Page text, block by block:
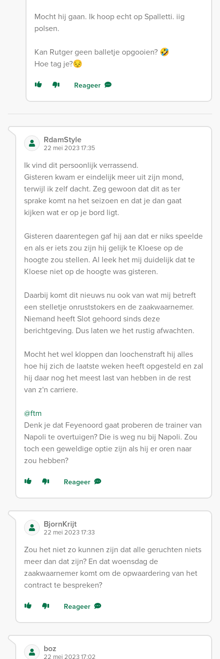
Mocht hij gaan. Ik hoop echt op Spalletti. iig
polsen.
Kan Rutger geen balletje opgooien? 🤣
Hoe tag je?😔
Reageer
RdamStyle
22 mei 2023 17:35
Ik vind dit persoonlijk verrassend.
Gisteren kwam er eindelijk meer uit zijn mond,
terwijl ik zelf dacht. Zeg gewoon dat dit as ter
sprake komt na het seizoen en dat je dan gaat
kijken wat er op je bord ligt.
Gisteren daarentegen gaf hij aan dat er niks speelde
en als er iets zou zijn hij gelijk te Kloese op de
hoogte zou stellen. Al leek het mij duidelijk dat te
Kloese niet op de hoogte was gisteren.
Daarbij komt dit nieuws nu ook van wat mij betreft
een stelletje onruststokers en de zaakwaarnemer.
Niemand heeft Slot gehoord sinds deze
berichtgeving. Dus laten we het rustig afwachten.
Mocht het wel kloppen dan loochenstraft hij alles
hoe hij zich de laatste weken heeft opgesteld en zal
hij daar nog het meest last van hebben in de rest
van z'n carriere.
@ftm
Denk je dat Feyenoord gaat proberen de trainer van
Napoli te overtuigen? Die is weg nu bij Napoli. Zou
toch een geweldige optie zijn als hij er oren naar
zou hebben?
Reageer
BjornKrijt
22 mei 2023 17:33
Zou het niet zo kunnen zijn dat alle geruchten niets
meer dan dat zijn? En dat woensdag de
zaakwaarnemer komt om de opwaardering van het
contract te bespreken?
Reageer
boz
22 mei 2023 17:02